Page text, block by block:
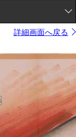
詳細画面へ戻る